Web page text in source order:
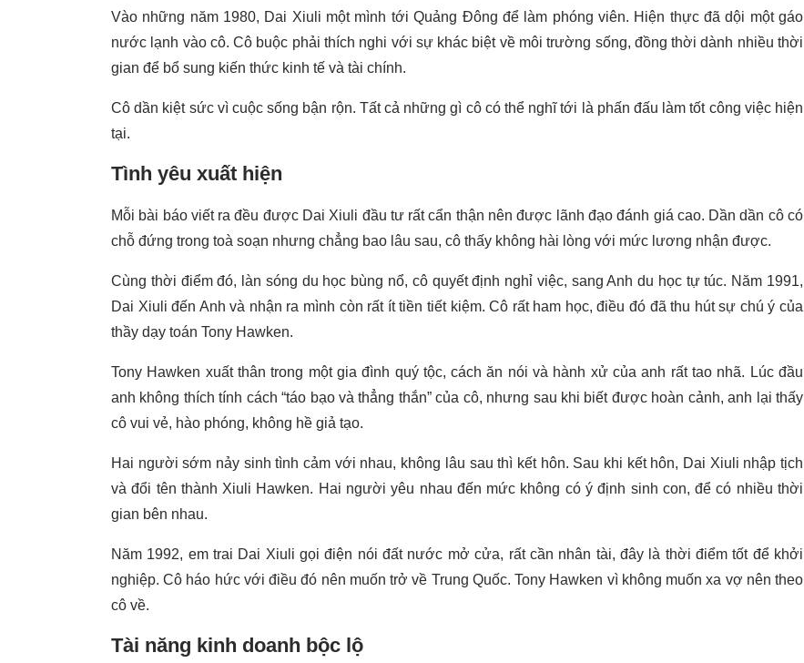
Vào những năm 1980, Dai Xiuli một mình tới Quảng Đông để làm phóng viên. Hiện thực đã dội một gáo
nước lạnh vào cô. Cô buộc phải thích nghi với sự khác biệt về môi trường sống, đồng thời dành nhiều thời
gian để bổ sung kiến ​​thức kinh tế và tài chính.
Cô dần kiệt sức vì cuộc sống bận rộn. Tất cả những gì cô có thể nghĩ tới là phấn đấu làm tốt công việc hiện
tại.
Tình yêu xuất hiện
Mỗi bài báo viết ra đều được Dai Xiuli đầu tư rất cẩn thận nên được lãnh đạo đánh giá cao. Dần dần cô có
chỗ đứng trong toà soạn nhưng chẳng bao lâu sau, cô thấy không hài lòng với mức lương nhận được.
Cùng thời điểm đó, làn sóng du học bùng nổ, cô quyết định nghỉ việc, sang Anh du học tự túc. Năm 1991,
Dai Xiuli đến Anh và nhận ra mình còn rất ít tiền tiết kiệm. Cô rất ham học, điều đó đã thu hút sự chú ý của
thầy dạy toán Tony Hawken.
Tony Hawken xuất thân trong một gia đình quý tộc, cách ăn nói và hành xử của anh rất tao nhã. Lúc đầu
anh không thích tính cách “táo bạo và thẳng thắn” của cô, nhưng sau khi biết được hoàn cảnh, anh lại thấy
cô vui vẻ, hào phóng, không hề giả tạo.
Hai người sớm nảy sinh tình cảm với nhau, không lâu sau thì kết hôn. Sau khi kết hôn, Dai Xiuli nhập tịch
và đổi tên thành Xiuli Hawken. Hai người yêu nhau đến mức không có ý định sinh con, để có nhiều thời
gian bên nhau.
Năm 1992, em trai Dai Xiuli gọi điện nói đất nước mở cửa, rất cần nhân tài, đây là thời điểm tốt để khởi
nghiệp. Cô háo hức với điều đó nên muốn trở về Trung Quốc. Tony Hawken vì không muốn xa vợ nên theo
cô về.
Tài năng kinh doanh bộc lộ